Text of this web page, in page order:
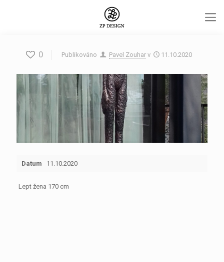
0 Publikováno Pavel Zouhar v 11.10.2020
Datum 11.10.2020
Lept žena 170 cm